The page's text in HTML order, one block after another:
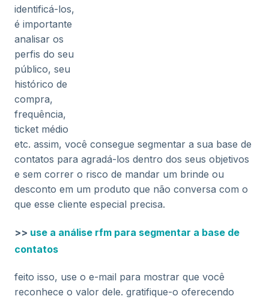
identificá-los,
é importante
analisar os
perfis do seu
público, seu
histórico de
compra,
frequência,
ticket médio
etc. assim, você consegue segmentar a sua base de
contatos para agradá-los dentro dos seus objetivos
e sem correr o risco de mandar um brinde ou
desconto em um produto que não conversa com o
que esse cliente especial precisa.
>> use a análise rfm para segmentar a base de
contatos
feito isso, use o e-mail para mostrar que você
reconhece o valor dele. gratifique-o oferecendo